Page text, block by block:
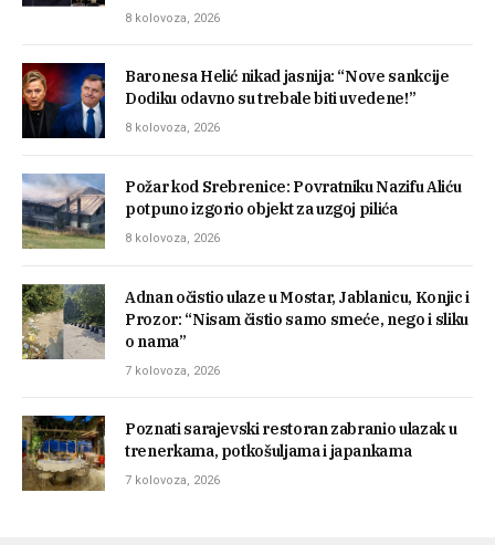
8 kolovoza, 2026
Baronesa Helić nikad jasnija: “Nove sankcije
Dodiku odavno su trebale biti uvedene!”
8 kolovoza, 2026
Požar kod Srebrenice: Povratniku Nazifu Aliću
potpuno izgorio objekt za uzgoj pilića
8 kolovoza, 2026
Adnan očistio ulaze u Mostar, Jablanicu, Konjic i
Prozor: “Nisam čistio samo smeće, nego i sliku
o nama”
7 kolovoza, 2026
Poznati sarajevski restoran zabranio ulazak u
trenerkama, potkošuljama i japankama
7 kolovoza, 2026